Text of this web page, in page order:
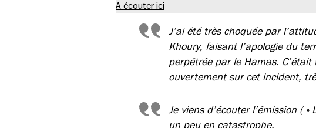
A écouter ici
J’ai été très choquée par
Khoury, faisant l’apologie du
perpétrée par le Hamas.
ouvertement sur cet incident,
Je viens d’écouter l’émission (
un peu en catastrophe.